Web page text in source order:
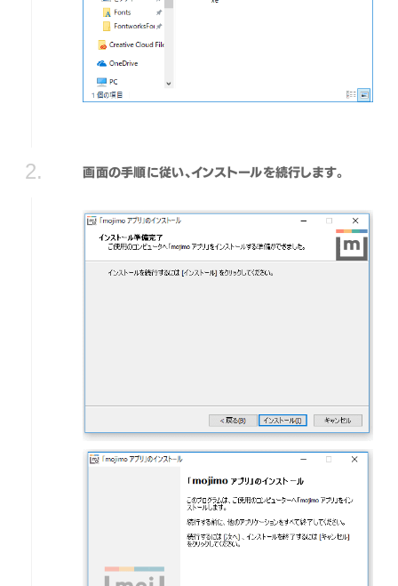
画面の手順に従い、インストールを続行します。